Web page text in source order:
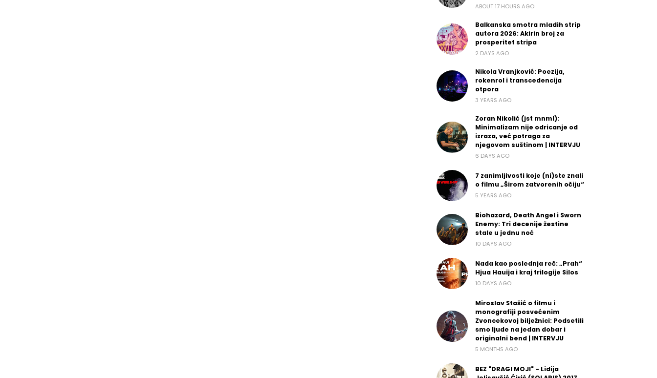
ABOUT 17 HOURS AGO
Balkanska smotra mladih strip
autora 2026: Akirin broj za
prosperitet stripa
2 DAYS AGO
Nikola Vranjković: Poezija,
rokenrol i transcedencija
otpora
3 YEARS AGO
Zoran Nikolić (jst mnml):
Minimalizam nije odricanje od
izraza, već potraga za
njegovom suštinom | INTERVJU
6 DAYS AGO
7 zanimljivosti koje (ni)ste znali
o filmu „Širom zatvorenih očiju“
5 YEARS AGO
Biohazard, Death Angel i Sworn
Enemy: Tri decenije žestine
stale u jednu noć
10 DAYS AGO
Nada kao poslednja reč: „Prah“
Hjua Hauija i kraj trilogije Silos
10 DAYS AGO
Miroslav Stašić o filmu i
monografiji posvećenim
Zvoncekovoj bilježnici: Podsetili
smo ljude na jedan dobar i
originalni bend | INTERVJU
5 MONTHS AGO
BEZ "DRAGI MOJI" - Lidija